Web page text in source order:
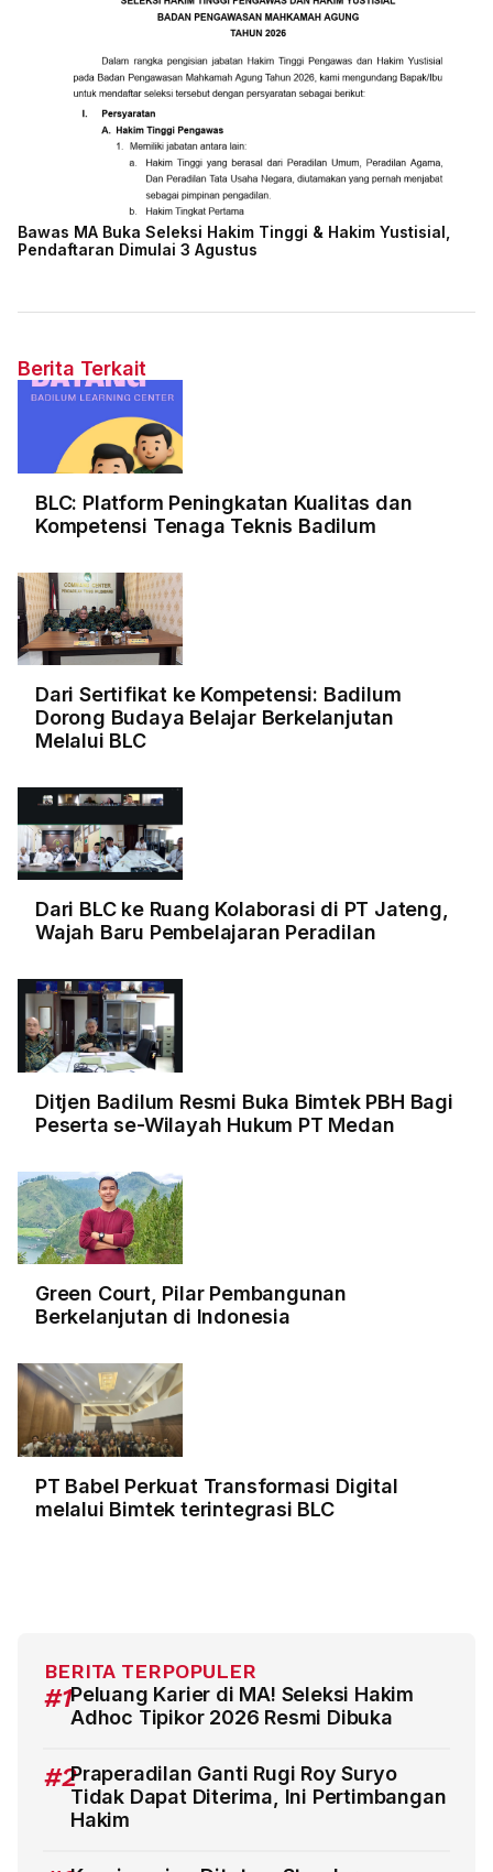
Bawas MA Buka Seleksi Hakim Tinggi & Hakim Yustisial,
Pendaftaran Dimulai 3 Agustus
Berita Terkait
BLC: Platform Peningkatan Kualitas dan
Kompetensi Tenaga Teknis Badilum
Dari Sertifikat ke Kompetensi: Badilum
Dorong Budaya Belajar Berkelanjutan
Melalui BLC
Dari BLC ke Ruang Kolaborasi di PT Jateng,
Wajah Baru Pembelajaran Peradilan
Ditjen Badilum Resmi Buka Bimtek PBH Bagi
Peserta se-Wilayah Hukum PT Medan
Green Court, Pilar Pembangunan
Berkelanjutan di Indonesia
PT Babel Perkuat Transformasi Digital
melalui Bimtek terintegrasi BLC
BERITA TERPOPULER
#1Peluang Karier di MA! Seleksi Hakim
Adhoc Tipikor 2026 Resmi Dibuka
#2Praperadilan Ganti Rugi Roy Suryo
Tidak Dapat Diterima, Ini Pertimbangan
Hakim